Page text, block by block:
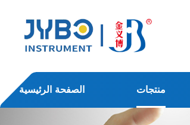
الصفحة الرئيسية منتجات